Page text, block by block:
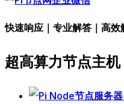
快速响应｜专业解答｜高效
超高算力节点主机